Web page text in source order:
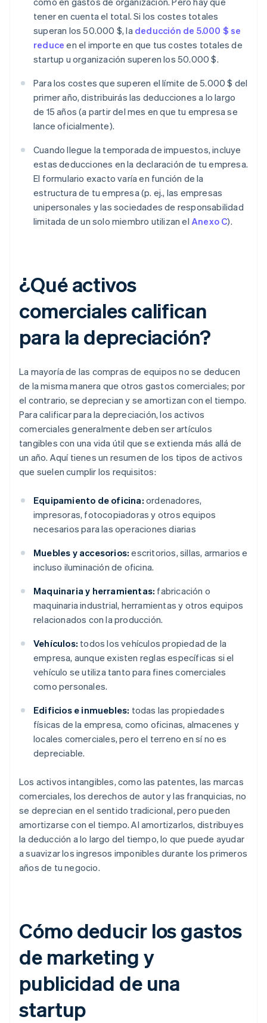
tener en cuenta el total. Si los costes totales
superan los 50.000 $, la deducción de 5.000 $ se
reduce en el importe en que tus costes totales de
startup u organización superen los 50.000 $.
Para los costes que superen el límite de 5.000 $ del
primer año, distribuirás las deducciones a lo largo
de 15 años (a partir del mes en que tu empresa se
lance oficialmente).
Cuando llegue la temporada de impuestos, incluye
estas deducciones en la declaración de tu empresa.
El formulario exacto varía en función de la
estructura de tu empresa (p. ej., las empresas
unipersonales y las sociedades de responsabilidad
limitada de un solo miembro utilizan el Anexo C).
¿Qué activos
comerciales califican
para la depreciación?
La mayoría de las compras de equipos no se deducen
de la misma manera que otros gastos comerciales; por
el contrario, se deprecian y se amortizan con el tiempo.
Para calificar para la depreciación, los activos
comerciales generalmente deben ser artículos
tangibles con una vida útil que se extienda más allá de
un año. Aquí tienes un resumen de los tipos de activos
que suelen cumplir los requisitos:
Equipamiento de oficina: ordenadores,
impresoras, fotocopiadoras y otros equipos
necesarios para las operaciones diarias
Muebles y accesorios: escritorios, sillas, armarios e
incluso iluminación de oficina.
Maquinaria y herramientas: fabricación o
maquinaria industrial, herramientas y otros equipos
relacionados con la producción.
Vehículos: todos los vehículos propiedad de la
empresa, aunque existen reglas específicas si el
vehículo se utiliza tanto para fines comerciales
como personales.
Edificios e inmuebles: todas las propiedades
físicas de la empresa, como oficinas, almacenes y
locales comerciales, pero el terreno en sí no es
depreciable.
Los activos intangibles, como las patentes, las marcas
comerciales, los derechos de autor y las franquicias, no
se deprecian en el sentido tradicional, pero pueden
amortizarse con el tiempo. Al amortizarlos, distribuyes
la deducción a lo largo del tiempo, lo que puede ayudar
a suavizar los ingresos imponibles durante los primeros
años de tu negocio.
Cómo deducir los gastos
de marketing y
publicidad de una
startup